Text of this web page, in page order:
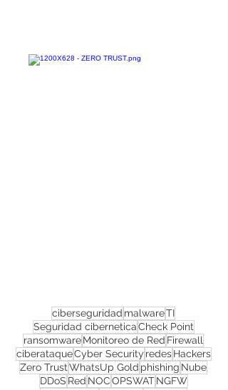
ciberseguridadmalware TI
Seguridad ciberneticaCheck Point
ransomwareMonitoreo de Red Firewall
ciberataqueCyber SecurityredesHackers